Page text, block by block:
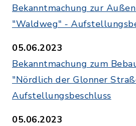
Bekanntmachung zur
"Waldweg" -
05.06.2023
Bekanntmachung zum
"Nördlich der Glonner
Aufstellungsbeschluss
05.06.2023